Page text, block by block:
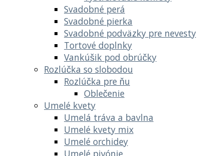
Svadobné perá
Svadobné pierka
Svadobné podväzky pre nevesty
Tortové doplnky
Vankúšik pod obrúčky
Rozlúčka so slobodou
Rozlúčka pre ňu
Oblečenie
Umelé kvety
Umelá tráva a bavlna
Umelé kvety mix
Umelé orchidey
Umelé pivónie